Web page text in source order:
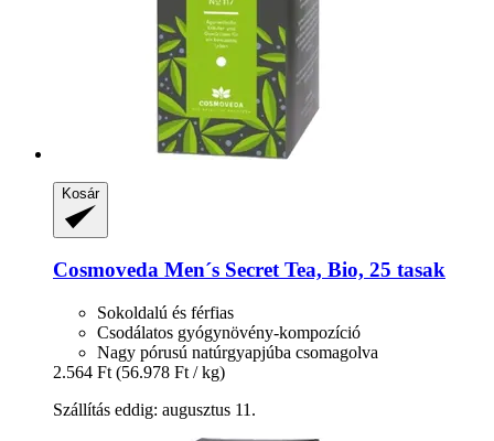
Kosár
Cosmoveda Men´s Secret Tea, Bio, 25 tasak
Sokoldalú és férfias
Csodálatos gyógynövény-kompozíció
Nagy pórusú natúrgyapjúba csomagolva
2.564 Ft (56.978 Ft / kg)
Szállítás eddig: augusztus 11.